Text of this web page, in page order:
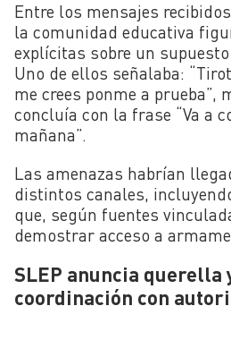
Entre los mensajes
la comunidad educativa
explícitas sobre un
Uno de ellos señalaba:
me crees ponme a prueba”,
concluía con la frase “Va a
mañana”.
Las amenazas habrían
distintos canales,
que, según fuentes
demostrar acceso a
SLEP anuncia querella
coordinación con